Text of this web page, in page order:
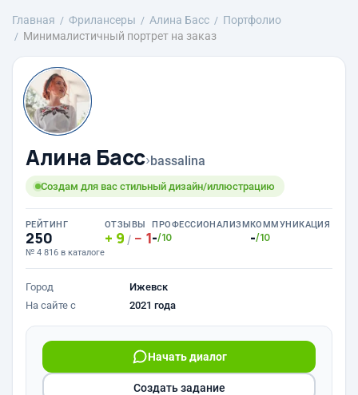
Главная Фрилансеры Алина Басс
Портфолио
Минималистичный портрет на заказ
Алина Басс›bassalina
Создам для вас стильный дизайн/иллюстрацию
РЕЙТИНГ
250
№ 4 816 в каталоге
ОТЗЫВЫ
9 / 1
ПРОФЕССИОНАЛИЗМ
-/10
КОММУНИКАЦИЯ
-/10
Город
Ижевск
На сайте с
2021 года
Начать диалог
Создать задание